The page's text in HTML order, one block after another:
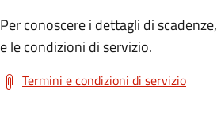
Per conoscere i dettagli di
e le condizioni di servizio.
Termini e condizioni di servizio